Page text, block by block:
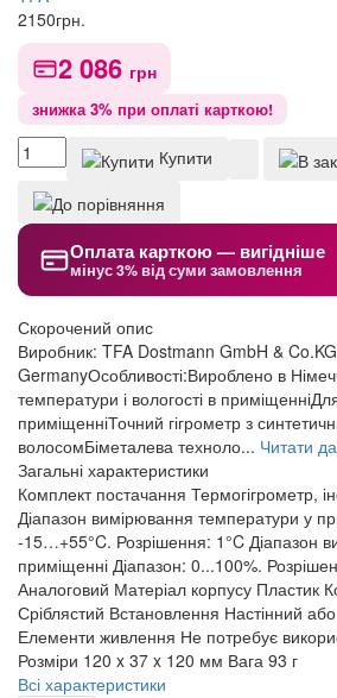
2150грн.
2 086 грн
знижка 3% при оплаті карткою!
Купити
Оплата карткою — вигідніше
мінус 3% від суми замовлення
Скорочений опис
Виробник: TFA Dostmann GmbH &
GermanyОсобливості:Вироблено в
температури і вологості в
приміщенніТочний гігрометр з
волосомБіметалева техноло... Читати
Загальні характеристики
Комплект постачання Термогігрометр,
Діапазон вимірювання температури у
-15…+55°C. Розрішення: 1°C Діапазон
приміщенні Діапазон: 0...100%.
Аналоговий Матеріал корпусу Пластик
Сріблястий Встановлення Настінний
Елементи живлення Не потребує
Розміри 120 x 37 x 120 мм Вага 93 г
Всі характеристики